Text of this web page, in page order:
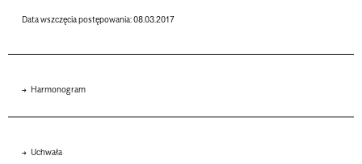
Data wszczęcia postępowania: 08.03.2017
Harmonogram
Uchwała